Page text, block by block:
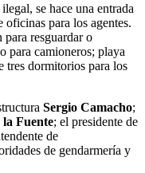
se hace una entrada
para los agentes.
para resguardar o
para camioneros; playa
tres dormitorios para los
Sergio Camacho;
la Fuente; el presidente de
de
de gendarmería y